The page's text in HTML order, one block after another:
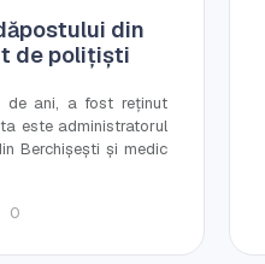
din
de polițiști
de ani, a fost reținut
este administratorul
Berchișești și medic
0